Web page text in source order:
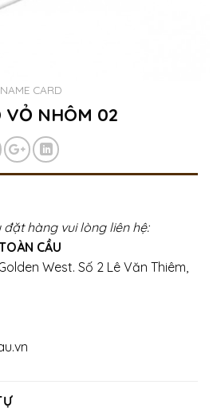
CARD
VỎ NHÔM 02
hàng vui lòng liên hệ:
CẦU
West. Số 2 Lê Văn Thiêm,